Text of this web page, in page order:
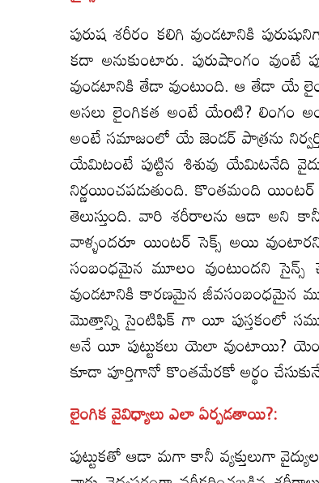
పురుష శరీరం కలిగి వుండటానికి
కదా అనుకుంటారు. పురుషాంగం వుంటే
వుండటానికి తేడా వుంటుంది. ఆ తేడా యే
అసలు లైంగికత అంటే యేoటి? లింగం
అంటే సమాజంలో యే జెండర్ పాత్రను
యేమిటంటే పుట్టిన శిశువు యేమిటనేది
నిర్ణయించపడుతుంది. కొంతమంది
తెలుస్తుంది. వారి శరీరాలను ఆడా అని
వాళ్ళందరూ యింటర్ సెక్స్ అయి
సంబంధమైన మూలం వుంటుందని
వుండటానికి కారణమైన జీవసంబంధమైన
మొత్తాన్ని సైంటిఫిక్ గా యీ పుస్తకంలో
అనే యీ పుట్టుకలు యెలా వుంటాయి?
కూడా పూర్తిగానో కొంతమేరకో అర్థం
లైంగిక వైవిధ్యాలు ఎలా ఏర్పడతాయి?:
పుట్టుకతో ఆడా మగా కానీ వ్యక్తులుగా